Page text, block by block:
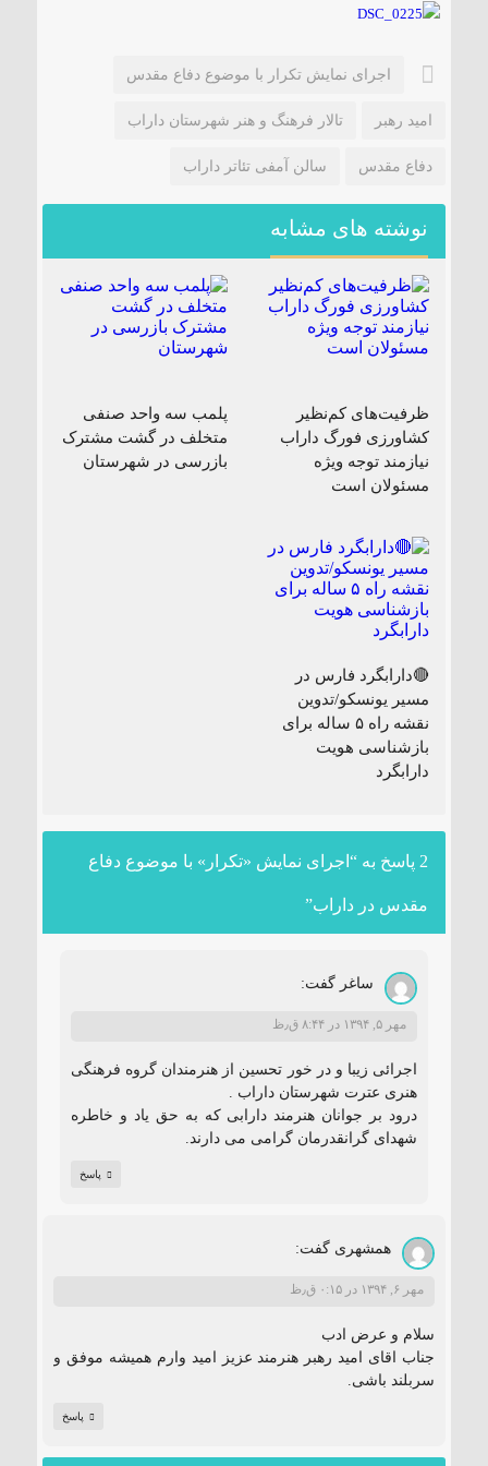
اجرای نمایش تکرار با موضوع دفاع مقدس
امید رهبر تالار فرهنگ و هنر شهرستان داراب
دفاع مقدس سالن آمفی تئاتر داراب
نوشته های مشابه
ظرفیت‌های کم‌نظیر
کشاورزی فورگ داراب
نیازمند توجه ویژه
مسئولان است
پلمب سه واحد صنفی
متخلف در گشت مشترک
بازرسی در شهرستان
🔴دارابگرد فارس در
مسیر یونسکو/تدوین
نقشه راه ۵ ساله برای
بازشناسی هویت
دارابگرد
2 پاسخ به “اجرای نمایش «تکرار» با موضوع دفاع
مقدس در داراب”
ساغر گفت:
مهر ۵, ۱۳۹۴ در ۸:۴۴ ق٫ظ
اجرائی زیبا و در خور تحسین از هنرمندان گروه فرهنگی
هنری عترت شهرستان داراب .
درود بر جوانان هنرمند دارابی که به حق یاد و خاطره
شهدای گرانقدرمان گرامی می دارند.
پاسخ
همشهری گفت:
مهر ۶, ۱۳۹۴ در ۰:۱۵ ق٫ظ
سلام و عرض ادب
جناب اقای امید رهبر هنرمند عزیز امید وارم همیشه موفق و
سربلند باشی.
پاسخ